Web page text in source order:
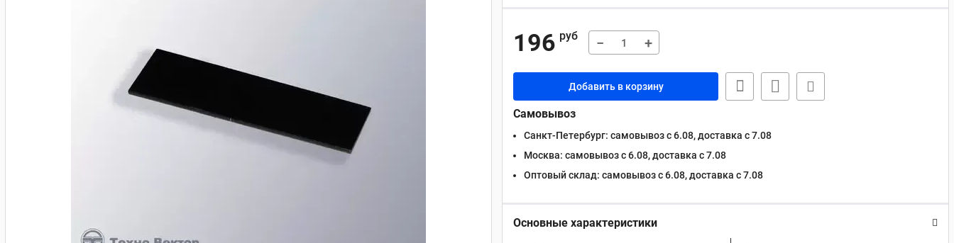
196 руб − +
Добавить в корзину
Самовывоз
Санкт-Петербург: самовывоз с 6.08, доставка c 7.08
Москва: самовывоз с 6.08, доставка c 7.08
Оптовый склад: самовывоз с 6.08, доставка c 7.08
Основные характеристики